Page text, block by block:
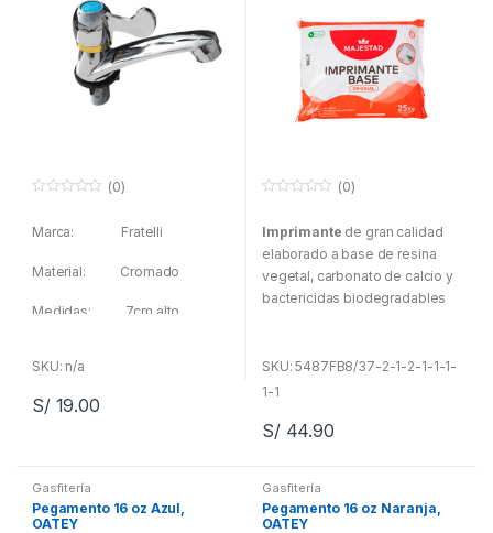
u
a
5
(0)
Marca: Fratelli
Material: Cromado
Medidas: 7cm alto,
de 20 a 70 PSI
SKU: n/a
S/19.00
u
r
a
d
e
(0)
Imprimante de gran calidad
elaborado a base de resina
vegetal, carbonato de calcio y
bactericidas biodegradables
decorativos y de recubrimiento
de poros.
SKU: 5487FB8/37-2-1-2-1-1-1-
1-1
S/44.90
Gasfitería
Pegamento 16 oz Azul,
OATEY
Gasfitería
Pegamento 16 oz Naranja,
OATEY